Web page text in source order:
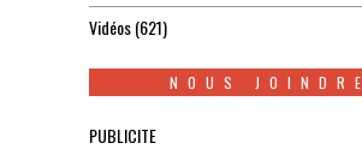
Vidéos(621)
NOUS JOINDRE
PUBLICITE